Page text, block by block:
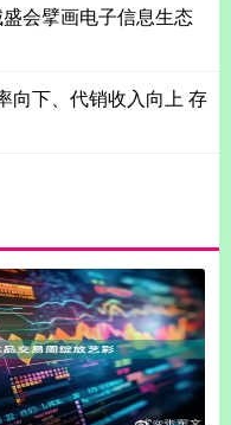
会擘画电子信息生态
向下、代销收入向上 存